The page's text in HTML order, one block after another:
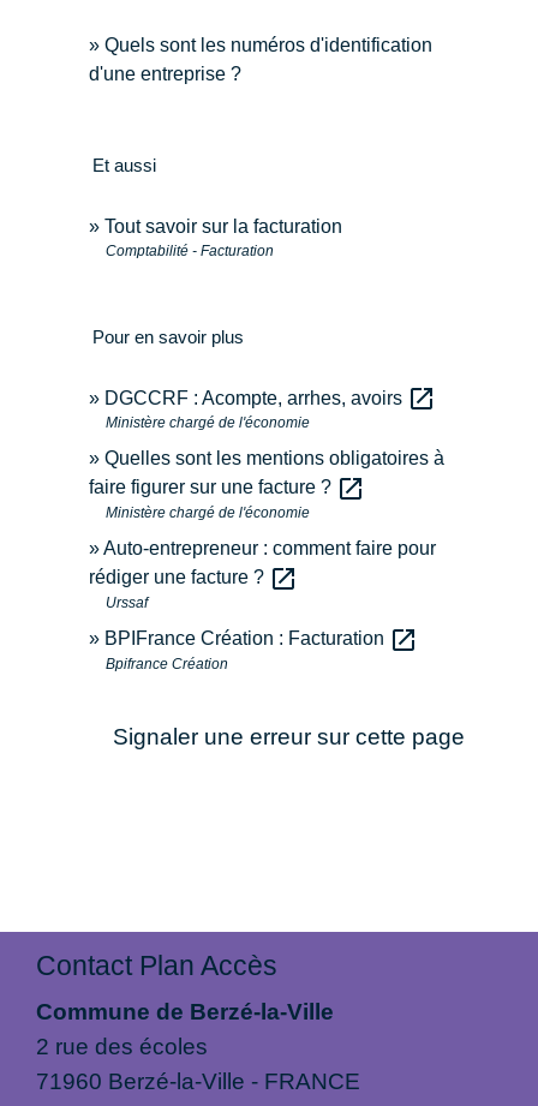
Quels sont les numéros d'identification
d'une entreprise ?
Et aussi
Tout savoir sur la facturation
Comptabilité - Facturation
Pour en savoir plus
DGCCRF : Acompte, arrhes, avoirs open_in_new
Ministère chargé de l'économie
Quelles sont les mentions obligatoires à
faire figurer sur une facture ? open_in_new
Ministère chargé de l'économie
Auto-entrepreneur : comment faire pour
rédiger une facture ? open_in_new
Urssaf
BPIFrance Création : Facturation open_in_new
Bpifrance Création
Signaler une erreur sur cette page
Contact Plan Accès
Commune de Berzé-la-Ville
2 rue des écoles
71960 Berzé-la-Ville - FRANCE